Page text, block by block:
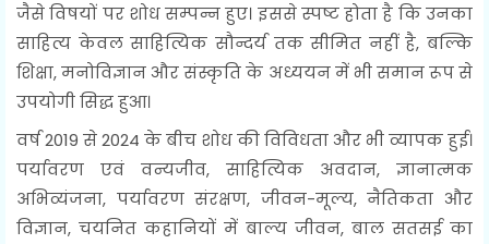
जैसे विषयों पर शोध सम्पन्न हुए। इससे स्पष्ट होता है कि उनका
साहित्य केवल साहित्यिक सौन्दर्य तक सीमित नहीं है, बल्कि
शिक्षा, मनोविज्ञान और संस्कृति के अध्ययन में भी समान रूप से
उपयोगी सिद्ध हुआ।
वर्ष 2019 से 2024 के बीच शोध की विविधता और भी व्यापक हुई।
पर्यावरण एवं वन्यजीव, साहित्यिक अवदान, ज्ञानात्मक
अभिव्यंजना, पर्यावरण संरक्षण, जीवन-मूल्य, नैतिकता और
विज्ञान, चयनित कहानियों में बाल्य जीवन, बाल सतसई का